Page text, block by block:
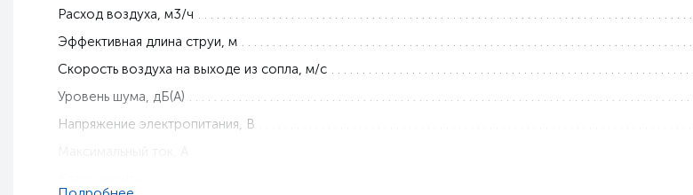
Расход воздуха, м3/ч
Эффективная длина струи, м
Скорость воздуха на выходе из сопла, м/с
Уровень шума, дБ(А)
Напряжение электропитания, В